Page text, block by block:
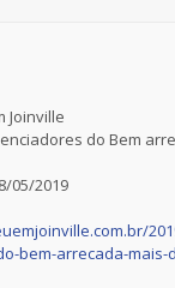
Joinville
do Bem
05/2019
bem-arrecada-mais-